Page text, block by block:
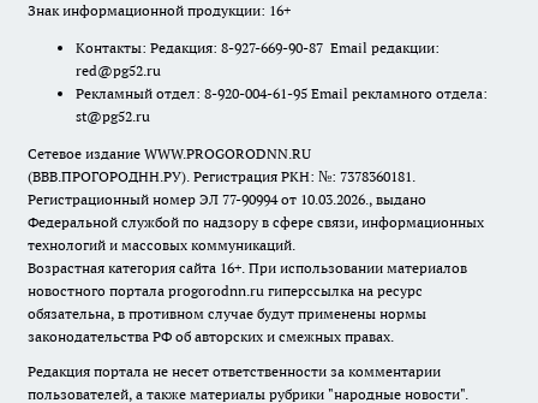
Знак информационной продукции: 16+
Контакты: Редакция: 8-927-669-90-87 Email редакции:
red@pg52.ru
Рекламный отдел: 8-920-004-61-95 Email рекламного отдела:
st@pg52.ru
Сетевое издание WWW.PROGORODNN.RU
(ВВВ.ПРОГОРОДНН.РУ). Регистрация РКН: №: 7378360181.
Регистрационный номер ЭЛ 77-90994 от 10.03.2026., выдано
Федеральной службой по надзору в сфере связи, информационных
технологий и массовых коммуникаций.
Возрастная категория сайта 16+. При использовании материалов
новостного портала progorodnn.ru гиперссылка на ресурс
обязательна, в противном случае будут применены нормы
законодательства РФ об авторских и смежных правах.
Редакция портала не несет ответственности за комментарии
пользователей, а также материалы рубрики "народные новости".